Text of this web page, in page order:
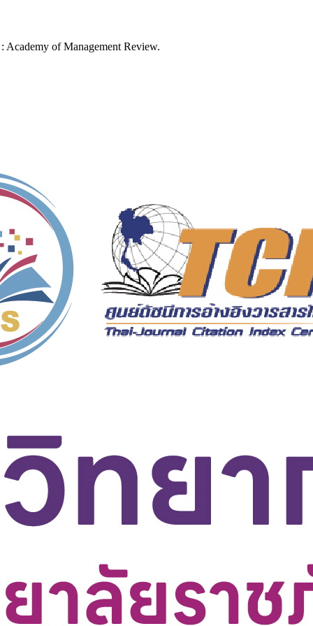
Academy of Management Review.